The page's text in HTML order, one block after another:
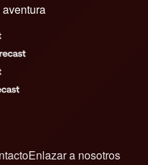
Enlazar a nosotros